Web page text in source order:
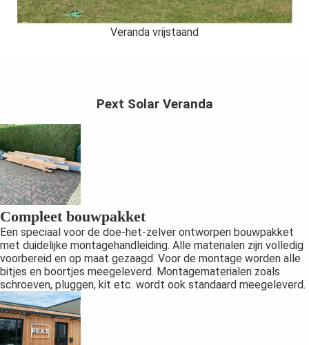
Veranda vrijstaand
Pext Solar Veranda
Compleet bouwpakket
Een speciaal voor de doe-het-zelver ontworpen bouwpakket
met duidelijke montagehandleiding. Alle materialen zijn volledig
voorbereid en op maat gezaagd. Voor de montage worden alle
bitjes en boortjes meegeleverd. Montagematerialen zoals
schroeven, pluggen, kit etc. wordt ook standaard meegeleverd.